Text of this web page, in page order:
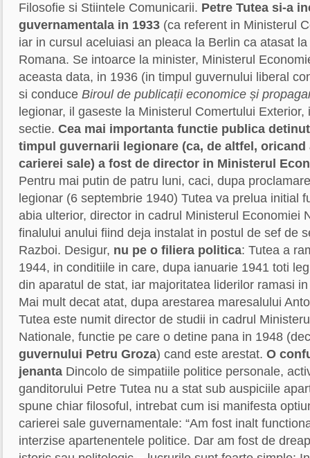
Filosofie si Stiintele Comunicarii. Petre Tutea si-a
guvernamentala in 1933 (ca referent in Ministerul
iar in cursul aceluiasi an pleaca la Berlin ca atasat
Romana. Se intoarce la minister, Ministerul
aceasta data, in 1936 (in timpul guvernului liberal
si conduce Biroul de publicații economice și
legionar, il gaseste la Ministerul Comertului
sectie. Cea mai importanta functie publica
timpul guvernarii legionare (ca, de altfel,
carierei sale) a fost de director in Ministerul
Pentru mai putin de patru luni, caci, dupa
legionar (6 septembrie 1940) Tutea va prelua initial
abia ulterior, director in cadrul Ministerul Economiei
finalului anului fiind deja instalat in postul de sef de
Razboi. Desigur, nu pe o filiera politica: Tutea a
1944, in conditiile in care, dupa ianuarie 1941 toti
din aparatul de stat, iar majoritatea liderilor ramasi
Mai mult decat atat, dupa arestarea maresalului
Tutea este numit director de studii in cadrul
Nationale, functie pe care o detine pana in 1948
guvernului Petru Groza) cand este arestat. O
jenanta Dincolo de simpatiile politice personale,
ganditorului Petre Tutea nu a stat sub auspiciile
spune chiar filosoful, intrebat cum isi manifesta
carierei sale guvernamentale: “Am fost inalt
interzise apartenentele politice. Dar am fost de